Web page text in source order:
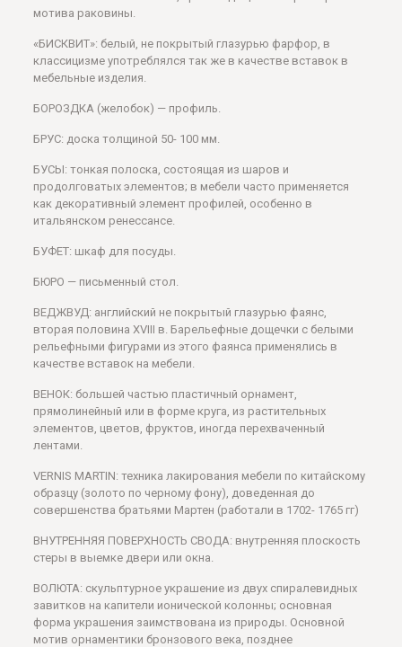
мотива раковины.
«БИСКВИТ»: белый, не покрытый глазурью фарфор, в
классицизме употреблялся так же в качестве вставок в
мебельные изделия.
БОРОЗДКА (желобок) — профиль.
БРУС: доска толщиной 50- 100 мм.
БУСЫ: тонкая полоска, состоящая из шаров и
продолговатых элементов; в мебели часто применяется
как декоративный элемент профилей, особенно в
итальянском ренессансе.
БУФЕТ: шкаф для посуды.
БЮРО — письменный стол.
ВЕДЖВУД: английский не покрытый глазурью фаянс,
вторая половина XVIII в. Барельефные дощечки с белыми
рельефными фигурами из этого фаянса применялись в
качестве вставок на мебели.
ВЕНОК: большей частью пластичный орнамент,
прямолинейный или в форме круга, из растительных
элементов, цветов, фруктов, иногда перехваченный
лентами.
VERNIS MARTIN: техника лакирования мебели по китайскому
образцу (золото по черному фону), доведенная до
совершенства братьями Мартен (работали в 1702- 1765 гг)
ВНУТРЕННЯЯ ПОВЕРХНОСТЬ СВОДА: внутренняя плоскость
стеры в выемке двери или окна.
ВОЛЮТА: скульптурное украшение из двух спиралевидных
завитков на капители ионической колонны; основная
форма украшения заимствована из природы. Основной
мотив орнаментики бронзового века, позднее